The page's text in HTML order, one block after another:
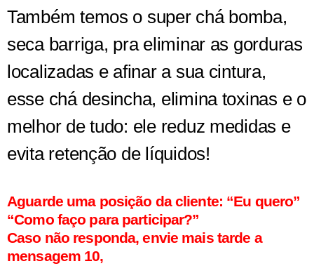
Também temos o super chá bomba,
seca barriga, pra eliminar as gorduras
localizadas e afinar a sua cintura,
esse chá desincha, elimina toxinas e o
melhor de tudo: ele reduz medidas e
evita retenção de líquidos!
Aguarde uma posição da cliente: “Eu quero”
“Como faço para participar?”
Caso não responda, envie mais tarde a
mensagem 10,